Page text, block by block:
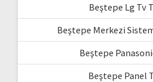
Beştepe Lg Tv
Beştepe Merkezi
Beştepe
Beştepe Panel